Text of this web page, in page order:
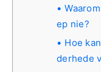
ep nie?
Hoe
derhede